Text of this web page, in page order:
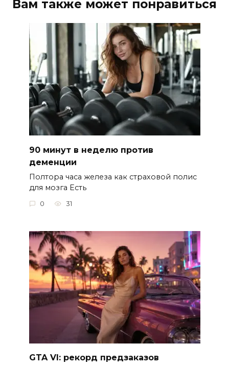
Вам также может понравиться
90 минут в неделю против
деменции
Полтора часа железа как страховой полис
для мозга Есть
0 31
GTA VI: рекорд предзаказов